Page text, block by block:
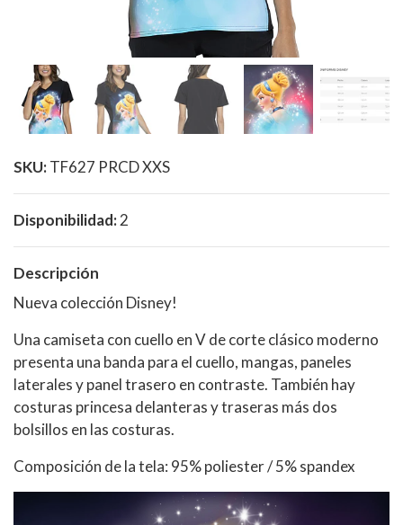
SKU:TF627 PRCD XXS
Disponibilidad:2
Descripción
Nueva colección Disney!
Una camiseta con cuello en V de corte clásico moderno
presenta una banda para el cuello, mangas, paneles
laterales y panel trasero en contraste. También hay
costuras princesa delanteras y traseras más dos
bolsillos en las costuras.
Composición de la tela: 95% poliester / 5% spandex